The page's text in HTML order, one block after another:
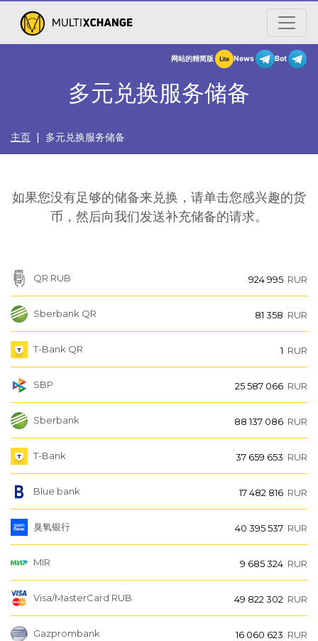
多元兑换服务储备
主页 | 多元兑换服务储备
如果您没有足够的储备来兑换，请单击您感兴趣的货
币，然后向我们发送补充储备的请求。
QR RUB 924 995 RUR
Sberbank QR 81 358 RUR
T-Bank QR 1 RUR
SBP 25 587 066 RUR
Sberbank 88 137 086 RUR
T-Bank 37 659 653 RUR
Blue bank 17 482 816 RUR
臭氧银行 40 395 537 RUR
MIR 9 685 324 RUR
Visa/MasterCard RUB 49 822 302 RUR
Gazprombank 16 060 623 RUR